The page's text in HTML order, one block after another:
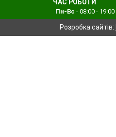
ЧАС РОБОТИ
Пн-Вс - 08:00 - 19:00
Розробка сайтів: